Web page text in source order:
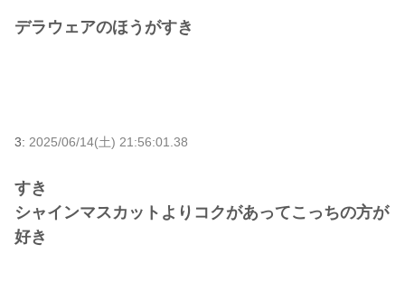
デラウェアのほうがすき
3: 2025/06/14(土) 21:56:01.38
すき
シャインマスカットよりコクがあってこっちの方が
好き